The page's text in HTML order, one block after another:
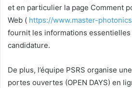
et en particulier la page Comment
Web ( https://www.master-
fournit les informations
candidature.
De plus, l’équipe PSRS organise
portes ouvertes (OPEN DAYS) en